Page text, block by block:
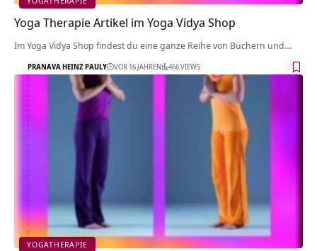
Yoga Therapie Artikel im Yoga Vidya Shop
Im Yoga Vidya Shop findest du eine ganze Reihe von Büchern und…
PRANAVA HEINZ PAULY VOR 16 JAHREN 466 VIEWS
YOGATHERAPIE